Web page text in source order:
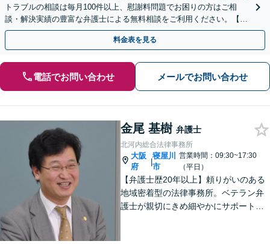
トラブルの相談は毎月100件以上、慰謝料問題でお困りの方はご相
談・解決実績の豊富な弁護士による無料相談をご利用ください。【不
倫相談は初回0円】【全国対応】
料金表を見る
電話でお問い合わせ メールでお問い合わせ
金尾 基樹 弁護士
北河内総合法律事務所
大阪
府
|
寝屋川
市
営業時間：09:30~17:30
（平日）
【弁護士歴20年以上】頼りがいのある
地域密着型の法律事務所。ベテラン弁
護士が親切にきめ細やかにサポートし